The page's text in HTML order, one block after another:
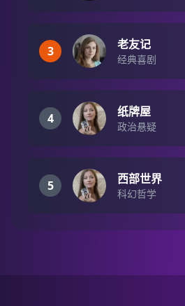
3 老友记
经典喜剧
4 纸牌屋
政治悬疑
5 西部世界
科幻哲学